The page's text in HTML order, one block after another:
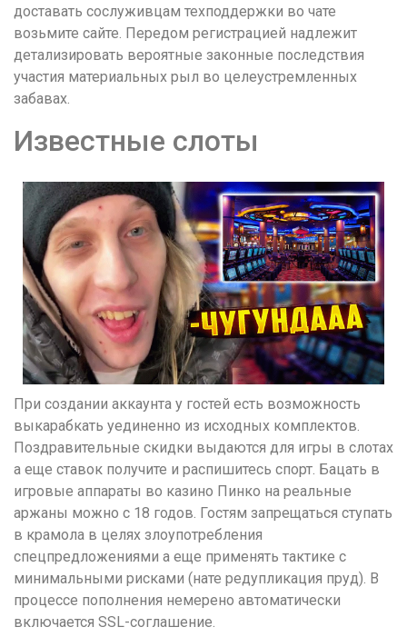
доставать сослуживцам техподдержки во чате
возьмите сайте. Передом регистрацией надлежит
детализировать вероятные законные последствия
участия материальных рыл во целеустремленных
забавах.
Известные слоты
При создании аккаунта у гостей есть возможность
выкарабкать уединенно из исходных комплектов.
Поздравительные скидки выдаются для игры в слотах
а еще ставок получите и распишитесь спорт. Бацать в
игровые аппараты во казино Пинко на реальные
аржаны можно с 18 годов. Гостям запрещаться ступать
в крамола в целях злоупотребления
спецпредложениями а еще применять тактике с
минимальными рисками (нате редупликация пруд). В
процессе пополнения немерено автоматически
включается SSL-соглашение.